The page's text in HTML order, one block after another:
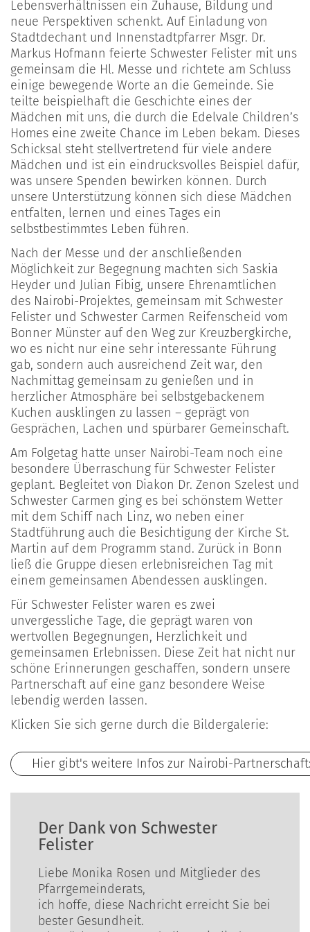
Lebensverhältnissen ein Zuhause, Bildung und
neue Perspektiven schenkt. Auf Einladung von
Stadtdechant und Innenstadtpfarrer Msgr. Dr.
Markus Hofmann feierte Schwester Felister mit uns
gemeinsam die Hl. Messe und richtete am Schluss
einige bewegende Worte an die Gemeinde. Sie
teilte beispielhaft die Geschichte eines der
Mädchen mit uns, die durch die Edelvale Children’s
Homes eine zweite Chance im Leben bekam. Dieses
Schicksal steht stellvertretend für viele andere
Mädchen und ist ein eindrucksvolles Beispiel dafür,
was unsere Spenden bewirken können. Durch
unsere Unterstützung können sich diese Mädchen
entfalten, lernen und eines Tages ein
selbstbestimmtes Leben führen.
Nach der Messe und der anschließenden
Möglichkeit zur Begegnung machten sich Saskia
Heyder und Julian Fibig, unsere Ehrenamtlichen
des Nairobi-Projektes, gemeinsam mit Schwester
Felister und Schwester Carmen Reifenscheid vom
Bonner Münster auf den Weg zur Kreuzbergkirche,
wo es nicht nur eine sehr interessante Führung
gab, sondern auch ausreichend Zeit war, den
Nachmittag gemeinsam zu genießen und in
herzlicher Atmosphäre bei selbstgebackenem
Kuchen ausklingen zu lassen – geprägt von
Gesprächen, Lachen und spürbarer Gemeinschaft.
Am Folgetag hatte unser Nairobi-Team noch eine
besondere Überraschung für Schwester Felister
geplant. Begleitet von Diakon Dr. Zenon Szelest und
Schwester Carmen ging es bei schönstem Wetter
mit dem Schiff nach Linz, wo neben einer
Stadtführung auch die Besichtigung der Kirche St.
Martin auf dem Programm stand. Zurück in Bonn
ließ die Gruppe diesen erlebnisreichen Tag mit
einem gemeinsamen Abendessen ausklingen.
Für Schwester Felister waren es zwei
unvergessliche Tage, die geprägt waren von
wertvollen Begegnungen, Herzlichkeit und
gemeinsamen Erlebnissen. Diese Zeit hat nicht nur
schöne Erinnerungen geschaffen, sondern unsere
Partnerschaft auf eine ganz besondere Weise
lebendig werden lassen.
Klicken Sie sich gerne durch die Bildergalerie:
Hier gibt's weitere Infos zur Nairobi-
Der Dank von Schwester
Felister
Liebe Monika Rosen und Mitglieder des
Pfarrgemeinderats,
ich hoffe, diese Nachricht erreicht Sie bei
bester Gesundheit.